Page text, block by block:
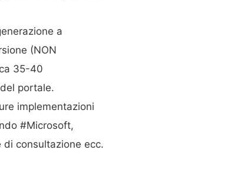
a
(NON
35-40
portale.
implementazioni
#Microsoft,
consultazione ecc.